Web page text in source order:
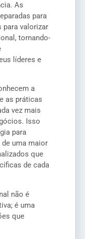
As
para
para valorizar
tornando-
líderes e
a
as práticas
vez mais
Isso
para
uma maior
que
de cada
não é
é uma
que